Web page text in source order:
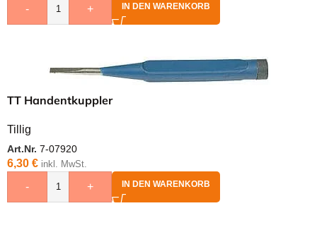
- + IN DEN WARENKORB
TT Handentkuppler
Tillig
Art.Nr. 7-07920
6,30 € inkl. MwSt.
- + IN DEN WARENKORB